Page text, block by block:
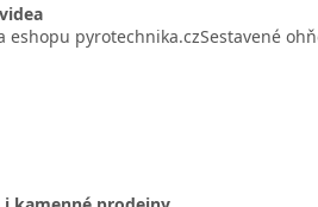
pyrotechnika.czSestavené